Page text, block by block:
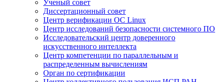
Ученый совет
Диссертационный совет
Центр верификации ОС Linux
Центр исследований безопасности системного ПО
Исследовательский центр доверенного
искусственного интеллекта
Центр компетенции по параллельным и
распределенным вычислениям
Орган по сертификации